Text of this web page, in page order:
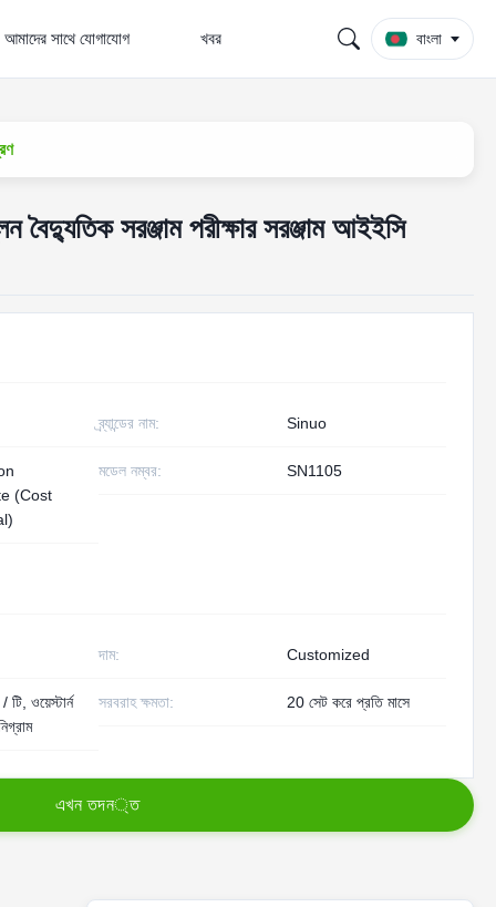
আমাদের সাথে যোগাযোগ খবর বাংলা
বৈদ্যুতিক সরঞ্জাম পরীক্ষার সরঞ্জাম আইইসি
ব্র্যান্ডের নাম: Sinuo
(Cost
মডেল নম্বর: SN1105
দাম: Customized
ওয়েস্টার্ন
সরবরাহ ক্ষমতা: 20 সেট করে প্রতি মাসে
এখন তদন্ত